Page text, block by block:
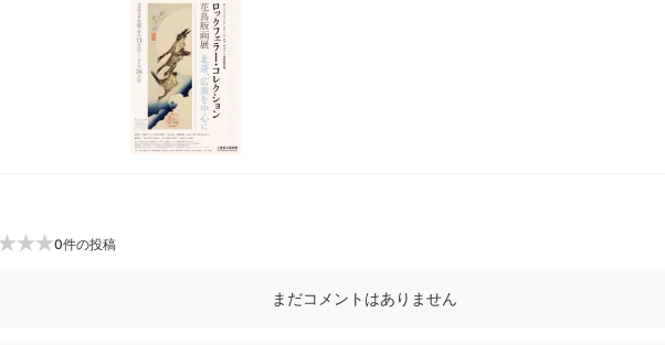
0件の投稿
まだコメントはありません